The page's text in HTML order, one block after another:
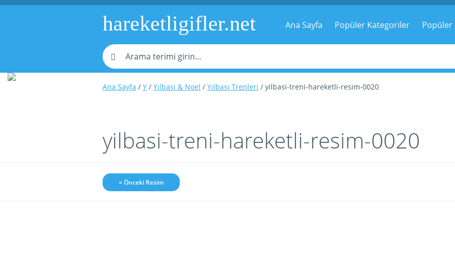
hareketligifler.net Ana Sayfa Popüler Kategoriler Popüler
Ana Sayfa / Y / Yılbaşı & Noel / Yılbaşı Trenleri / yilbasi-treni-hareketli-resim-0020
yilbasi-treni-hareketli-resim-0020
« Önceki Resim